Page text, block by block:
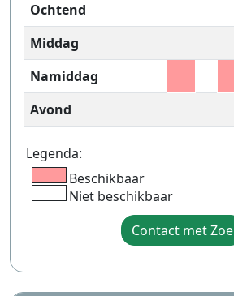
Ochtend
Middag
Namiddag
Avond
Legenda:
Beschikbaar
Niet beschikbaar
Contact met Zoe